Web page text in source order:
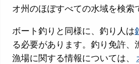
オ州のほぼすべての水域を検索
ボート釣りと同様に、釣り人は
る必要があります。釣り免許、
漁場に関する情報については、